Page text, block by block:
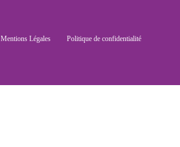
Mentions Légales Politique de confidentialité